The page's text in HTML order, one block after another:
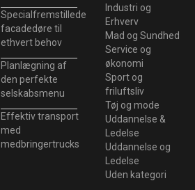
Specialfremstillede
facadedøre til
ethvert behov
Planlægning af
den perfekte
selskabsmenu
Effektiv transport
med
medbringertrucks
Industri og
Erhverv
Mad og Sundhed
Service og
økonomi
Sport og
friluftsliv
Tøj og mode
Uddannelse &
Ledelse
Uddannelse og
Ledelse
Uden kategori